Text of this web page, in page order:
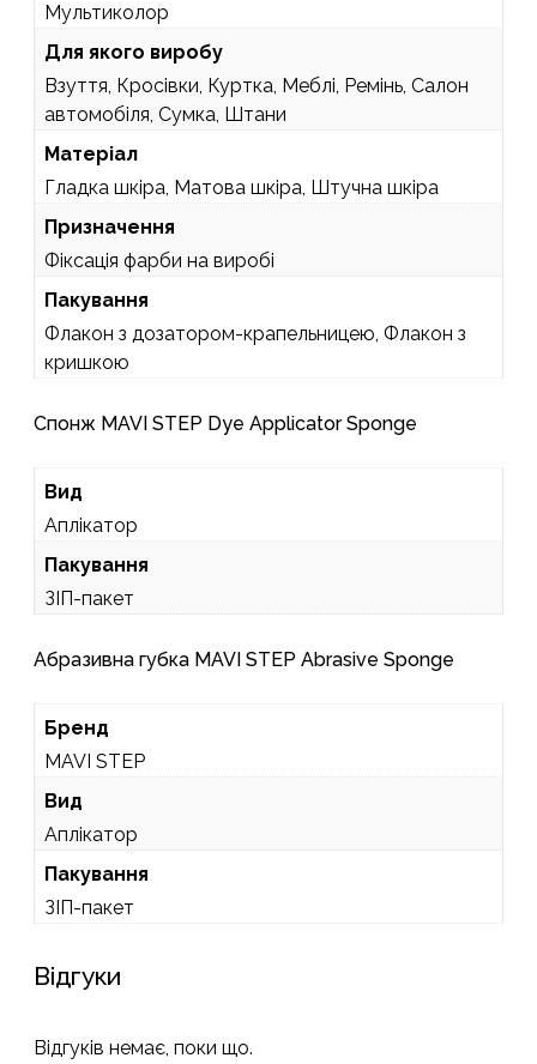
Мультиколор
Для якого виробу
Взуття, Кросівки, Куртка, Меблі, Ремінь, Салон
автомобіля, Сумка, Штани
Матеріал
Гладка шкіра, Матова шкіра, Штучна шкіра
Призначення
Фіксація фарби на виробі
Пакування
Флакон з дозатором-крапельницею, Флакон з
кришкою
Спонж MAVI STEP Dye Applicator Sponge
Вид
Аплікатор
Пакування
ЗІП-пакет
Абразивна губка MAVI STEP Abrasive Sponge
Бренд
MAVI STEP
Вид
Аплікатор
Пакування
ЗІП-пакет
Відгуки
Відгуків немає, поки що.